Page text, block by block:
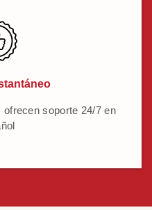
soporte 24/7 en